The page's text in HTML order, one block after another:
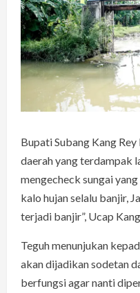
Bupati Subang Kang
daerah yang terdampak
mengecheck sungai
kalo hujan selalu banjir,
terjadi banjir”, Ucap
Teguh menunjukan
akan dijadikan sodetan
berfungsi agar nanti